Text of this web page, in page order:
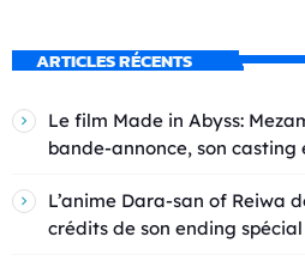
ARTICLES RÉCENTS
Le film Made in Abyss:
bande-annonce, son
L’anime Dara-san of Reiwa
crédits de son ending spécial